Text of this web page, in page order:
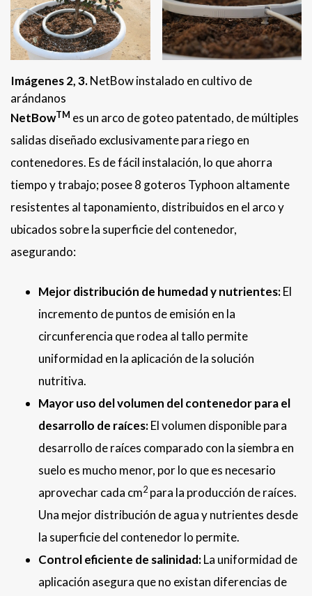
Imágenes 2, 3.NetBow instalado en cultivo de
arándanos
NetBowTM es un arco de goteo patentado, de múltiples
salidas diseñado exclusivamente para riego en
contenedores. Es de fácil instalación, lo que ahorra
tiempo y trabajo; posee 8 goteros Typhoon altamente
resistentes al taponamiento, distribuidos en el arco y
ubicados sobre la superficie del contenedor,
asegurando:
Mejor distribución de humedad y nutrientes:El
incremento de puntos de emisión en la
circunferencia que rodea al tallo permite
uniformidad en la aplicación de la solución
nutritiva.
Mayor uso del volumen del contenedor para el
desarrollo de raíces:El volumen disponible para
desarrollo de raíces comparado con la siembra en
suelo es mucho menor, por lo que es necesario
aprovechar cada cm2 para la producción de raíces.
Una mejor distribución de agua y nutrientes desde
la superficie del contenedor lo permite.
Control eficiente de salinidad:La uniformidad de
aplicación asegura que no existan diferencias de